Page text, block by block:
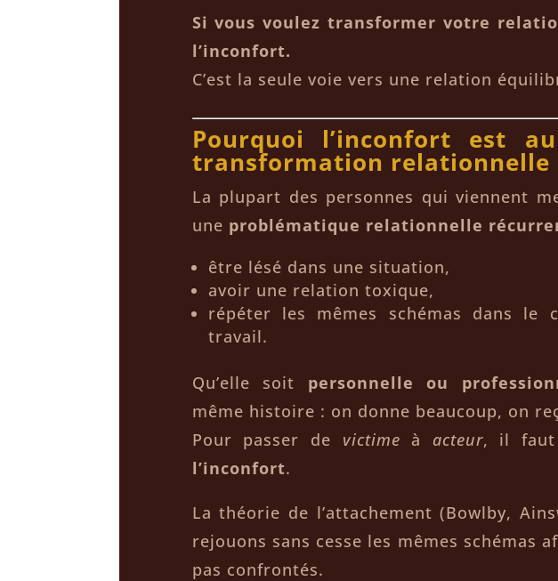
Si vous voulez transformer votre
l’inconfort.
C’est la seule voie vers une relation
Pourquoi l’inconfort est
transformation relationnelle
La plupart des personnes qui viennent
une problématique relationnelle
être lésé dans une situation,
avoir une relation toxique,
répéter les mêmes schémas dans le
travail.
Qu’elle soit personnelle ou
même histoire : on donne beaucoup, on
Pour passer de victime à acteur, il faut
l’inconfort.
La théorie de l’attachement (Bowlby,
rejouons sans cesse les mêmes schémas
pas confrontés.